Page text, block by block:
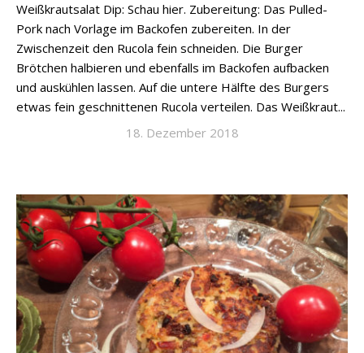
Weißkrautsalat Dip: Schau hier. Zubereitung: Das Pulled-
Pork nach Vorlage im Backofen zubereiten. In der
Zwischenzeit den Rucola fein schneiden. Die Burger
Brötchen halbieren und ebenfalls im Backofen aufbacken
und auskühlen lassen. Auf die untere Hälfte des Burgers
etwas fein geschnittenen Rucola verteilen. Das Weißkraut...
18. Dezember 2018